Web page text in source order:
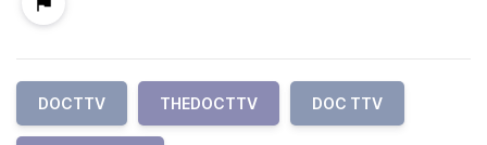
DOCTTV THEDOCTTV DOC TTV